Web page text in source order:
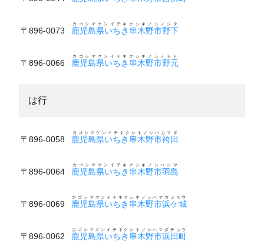
〒896-0073 鹿児島県いちき串木野市野下
カゴシマケンイチキクシキノシノシタ
〒896-0066 鹿児島県いちき串木野市野元
カゴシマケンイチキクシキノシノモト
は行
〒896-0058 鹿児島県いちき串木野市袴田
カゴシマケンイチキクシキノシハカマダ
〒896-0064 鹿児島県いちき串木野市羽島
カゴシマケンイチキクシキノシハシマ
〒896-0069 鹿児島県いちき串木野市浜ケ城
カゴシマケンイチキクシキノシハマガジョウ
〒896-0062 鹿児島県いちき串木野市浜田町
カゴシマケンイチキクシキノシハマダチョウ